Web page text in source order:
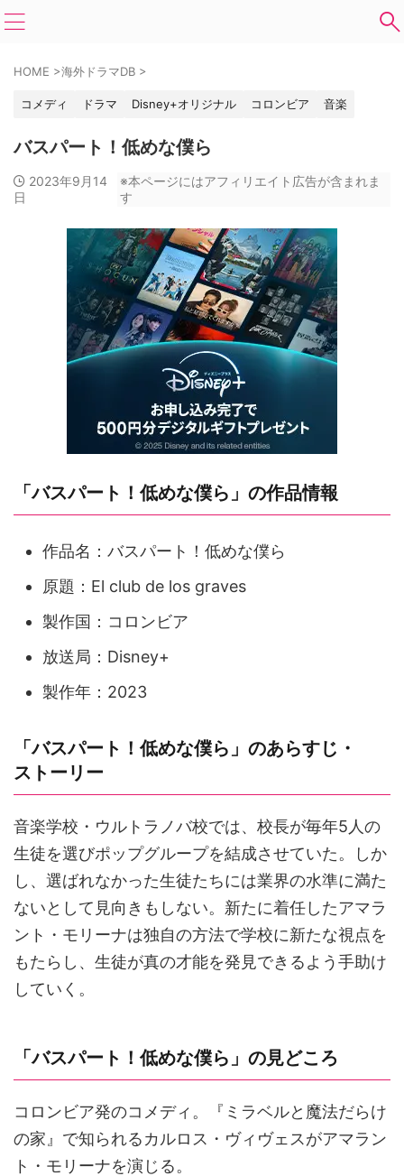
HOME >海外ドラマDB >
コメディ ドラマ Disney+オリジナル コロンビア 音楽
バスパート！低めな僕ら
2023年9月14
日
※本ページにはアフィリエイト広告が含まれま
す
「バスパート！低めな僕ら」の作品情報
作品名：バスパート！低めな僕ら
原題：El club de los graves
製作国：コロンビア
放送局：Disney+
製作年：2023
「バスパート！低めな僕ら」のあらすじ・
ストーリー
音楽学校・ウルトラノバ校では、校長が毎年5人の
生徒を選びポップグループを結成させていた。しか
し、選ばれなかった生徒たちには業界の水準に満た
ないとして見向きもしない。新たに着任したアマラ
ント・モリーナは独自の方法で学校に新たな視点を
もたらし、生徒が真の才能を発見できるよう手助け
していく。
「バスパート！低めな僕ら」の見どころ
コロンビア発のコメディ。『ミラベルと魔法だらけ
の家』で知られるカルロス・ヴィヴェスがアマラン
ト・モリーナを演じる。